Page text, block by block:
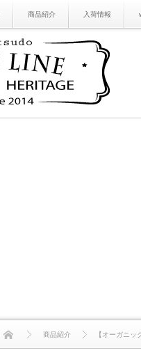
商品紹介 入荷情報
商品紹介 【オーガニ